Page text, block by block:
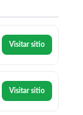
Visitar sitio
Visitar sitio